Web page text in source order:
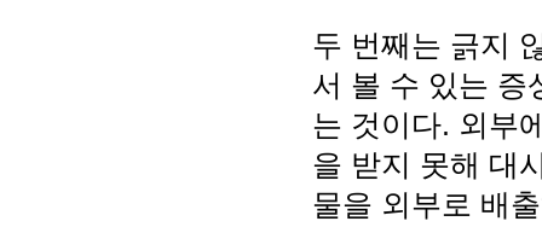
두 번째는 긁지
서 볼 수 있는 증
는 것이다. 외부
을 받지 못해 대
물을 외부로 배